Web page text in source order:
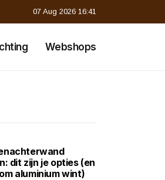
07 Aug 2026 16:41
Webshops
dit zijn je opties (en
aluminium wint)